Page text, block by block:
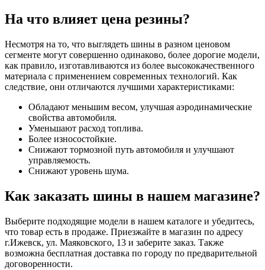
На что влияет цена резины?
Несмотря на то, что выглядеть шины в разном ценовом
сегменте могут совершенно одинаково, более дорогие модели,
как правило, изготавливаются из более высококачественного
материала с применением современных технологий. Как
следствие, они отличаются лучшими характеристиками:
Обладают меньшим весом, улучшая аэродинамические
свойства автомобиля.
Уменьшают расход топлива.
Более износостойкие.
Снижают тормозной путь автомобиля и улучшают
управляемость.
Снижают уровень шума.
Как заказать шины в нашем магазине?
Выберите подходящие модели в нашем каталоге и убедитесь,
что товар есть в продаже. Приезжайте в магазин по адресу
г.Ижевск, ул. Маяковского, 13 и заберите заказ. Также
возможна бесплатная доставка по городу по предварительной
договоренности.